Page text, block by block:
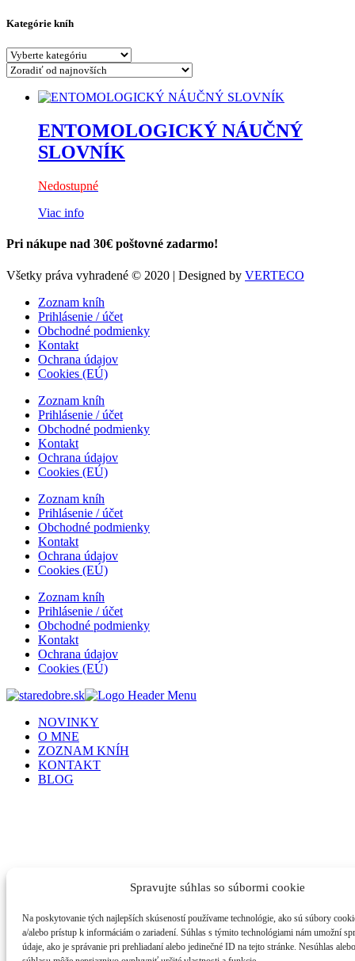
Spravujte súhlas so súbormi cookie
Na poskytovanie tých najlepších skúseností používame technológie, ako sú súbory
a/alebo prístup k informáciám o zariadení. Súhlas s týmito technológiami nám umožní
údaje, ako je správanie pri prehliadaní alebo jedinečné ID na tejto stránke. Nesúhlas
Kategórie kníh
ENTOMOLOGICKÝ NÁUČNÝ
SLOVNÍK
Nedostupné
Viac info
Pri nákupe nad 30€ poštovné zadarmo!
Všetky práva vyhradené © 2020 | Designed by VERTECO
Zoznam kníh
Prihlásenie / účet
Obchodné podmienky
Kontakt
Ochrana údajov
Cookies (EÚ)
Zoznam kníh
Prihlásenie / účet
Obchodné podmienky
Kontakt
Ochrana údajov
Cookies (EÚ)
Zoznam kníh
Prihlásenie / účet
Obchodné podmienky
Kontakt
Ochrana údajov
Cookies (EÚ)
Zoznam kníh
Prihlásenie / účet
Obchodné podmienky
Kontakt
Ochrana údajov
Cookies (EÚ)
NOVINKY
O MNE
ZOZNAM KNÍH
KONTAKT
BLOG